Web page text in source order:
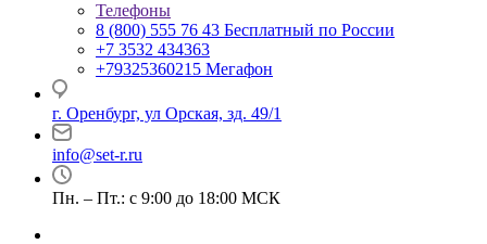
Телефоны
8 (800) 555 76 43 Бесплатный по России
+7 3532 434363
+79325360215 Мегафон
г. Оренбург, ул Орская, зд. 49/1
info@set-r.ru
Пн. – Пт.: с 9:00 до 18:00 МСК